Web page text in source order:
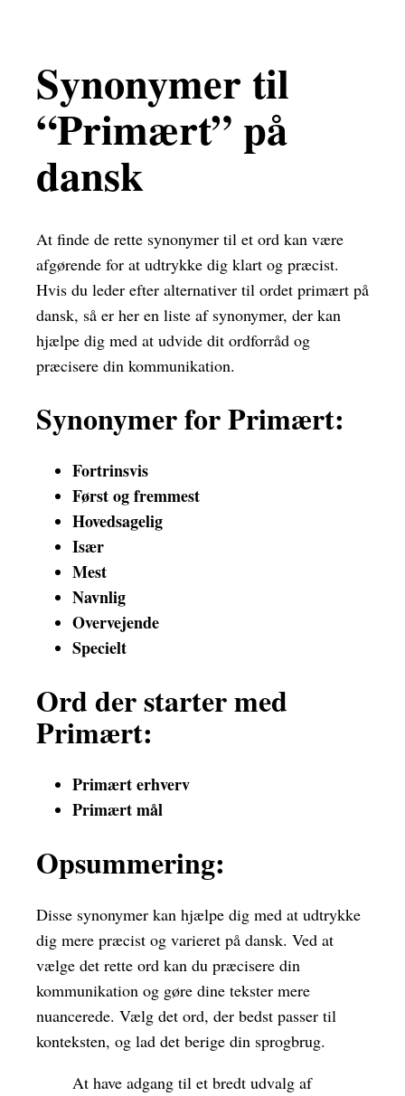
Synonymer til
“Primært” på
dansk
At finde de rette synonymer til et ord kan være
afgørende for at udtrykke dig klart og præcist.
Hvis du leder efter alternativer til ordet primært på
dansk, så er her en liste af synonymer, der kan
hjælpe dig med at udvide dit ordforråd og
præcisere din kommunikation.
Synonymer for Primært:
Fortrinsvis
Først og fremmest
Hovedsagelig
Især
Mest
Navnlig
Overvejende
Specielt
Ord der starter med
Primært:
Primært erhverv
Primært mål
Opsummering:
Disse synonymer kan hjælpe dig med at udtrykke
dig mere præcist og varieret på dansk. Ved at
vælge det rette ord kan du præcisere din
kommunikation og gøre dine tekster mere
nuancerede. Vælg det ord, der bedst passer til
konteksten, og lad det berige din sprogbrug.
At have adgang til et bredt udvalg af